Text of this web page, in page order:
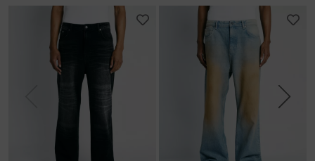
Next